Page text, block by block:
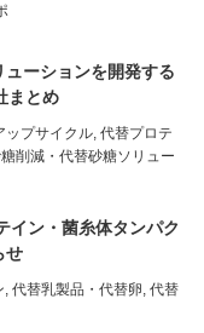
ーションを開発する
まとめ
ップサイクル, 代替プロテ
削減・代替砂糖ソリュー
イン・菌糸体タンパク
せ
, 代替乳製品・代替卵, 代替